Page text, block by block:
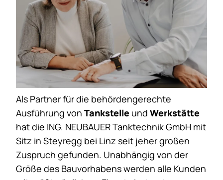
Als Partner für die behördengerechte
Ausführung von Tankstelle und Werkstätte
hat die ING. NEUBAUER Tanktechnik GmbH mit
Sitz in Steyregg bei Linz seit jeher großen
Zuspruch gefunden. Unabhängig von der
Größe des Bauvorhabens werden alle Kunden